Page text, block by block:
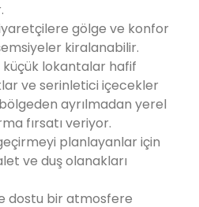
gölge ve konfor
kiralanabilir.
küçük lokantalar hafif
ve serinletici içecekler
ayrılmadan yerel
fırsatı veriyor.
planlayanlar için
ve duş olanakları
dostu bir atmosfere